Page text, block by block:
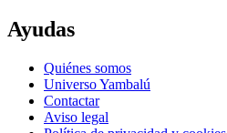
Ayudas
Quiénes somos
Universo Yambalú
Contactar
Aviso legal